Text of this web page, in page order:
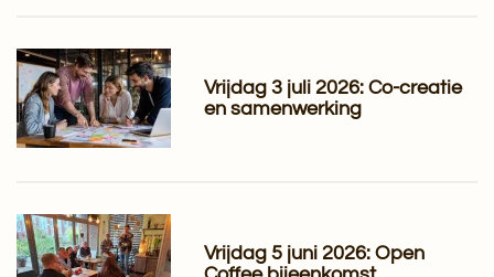
Vrijdag 3 juli 2026: Co-creatie
en samenwerking
Vrijdag 5 juni 2026: Open